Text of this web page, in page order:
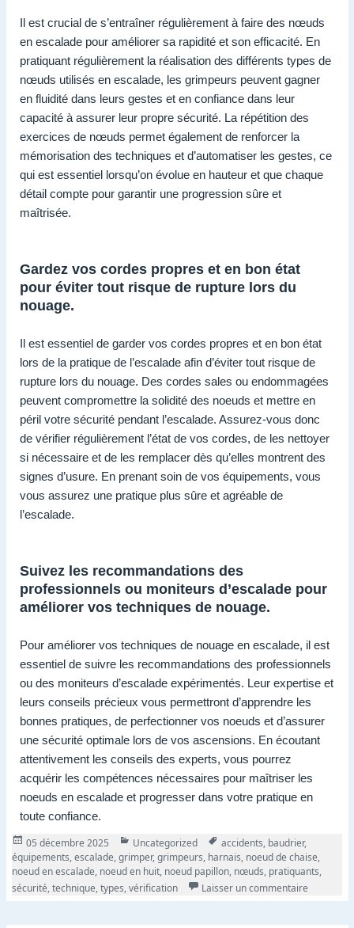
Il est crucial de s’entraîner régulièrement à faire des nœuds
en escalade pour améliorer sa rapidité et son efficacité. En
pratiquant régulièrement la réalisation des différents types de
nœuds utilisés en escalade, les grimpeurs peuvent gagner
en fluidité dans leurs gestes et en confiance dans leur
capacité à assurer leur propre sécurité. La répétition des
exercices de nœuds permet également de renforcer la
mémorisation des techniques et d’automatiser les gestes, ce
qui est essentiel lorsqu’on évolue en hauteur et que chaque
détail compte pour garantir une progression sûre et
maîtrisée.
Gardez vos cordes propres et en bon état
pour éviter tout risque de rupture lors du
nouage.
Il est essentiel de garder vos cordes propres et en bon état
lors de la pratique de l’escalade afin d’éviter tout risque de
rupture lors du nouage. Des cordes sales ou endommagées
peuvent compromettre la solidité des noeuds et mettre en
péril votre sécurité pendant l’escalade. Assurez-vous donc
de vérifier régulièrement l’état de vos cordes, de les nettoyer
si nécessaire et de les remplacer dès qu’elles montrent des
signes d’usure. En prenant soin de vos équipements, vous
vous assurez une pratique plus sûre et agréable de
l’escalade.
Suivez les recommandations des
professionnels ou moniteurs d’escalade pour
améliorer vos techniques de nouage.
Pour améliorer vos techniques de nouage en escalade, il est
essentiel de suivre les recommandations des professionnels
ou des moniteurs d’escalade expérimentés. Leur expertise et
leurs conseils précieux vous permettront d’apprendre les
bonnes pratiques, de perfectionner vos noeuds et d’assurer
une sécurité optimale lors de vos ascensions. En écoutant
attentivement les conseils des experts, vous pourrez
acquérir les compétences nécessaires pour maîtriser les
noeuds en escalade et progresser dans votre pratique en
toute confiance.
Publié
le
05 décembre 2025 Catégories
Uncategorized Tags
accidents, baudrier,
équipements,escalade,grimper,grimpeurs, harnais, noeud de chaise,
noeud en escalade, noeud en huit, noeud papillon, nœuds, pratiquants,
sécurité,technique,types,vérification Laisser un commentaire